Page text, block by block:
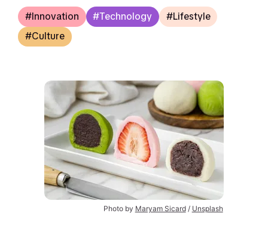
Innovation Technology
Lifestyle
Culture
Photo by Maryam Sicard / Unsplash